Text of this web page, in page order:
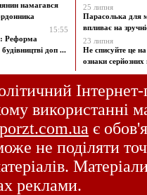
намагався
15:55
Реформа
доп ...
25 липня
Парасолька для
впливає на
23 липня
Не списуйте це
ознаки
використанні
є
не поділяти
реклами.